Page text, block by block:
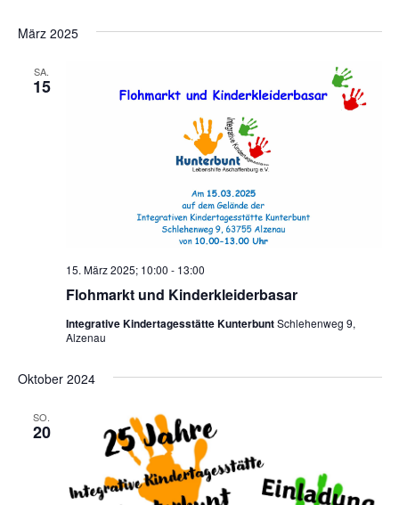
März 2025
SA.
15
Flohmarkt und Kinderkleiderbasar
15. März 2025; 10:00 - 13:00
Integrative Kindertagesstätte KunterbuntSchlehenweg 9,
Alzenau
Oktober 2024
SO.
20